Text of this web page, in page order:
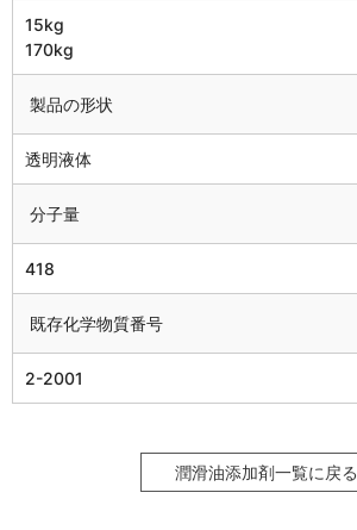
15kg
170kg
製品の形状
透明液体
分子量
418
既存化学物質番号
2-2001
潤滑油添加剤一覧に戻る